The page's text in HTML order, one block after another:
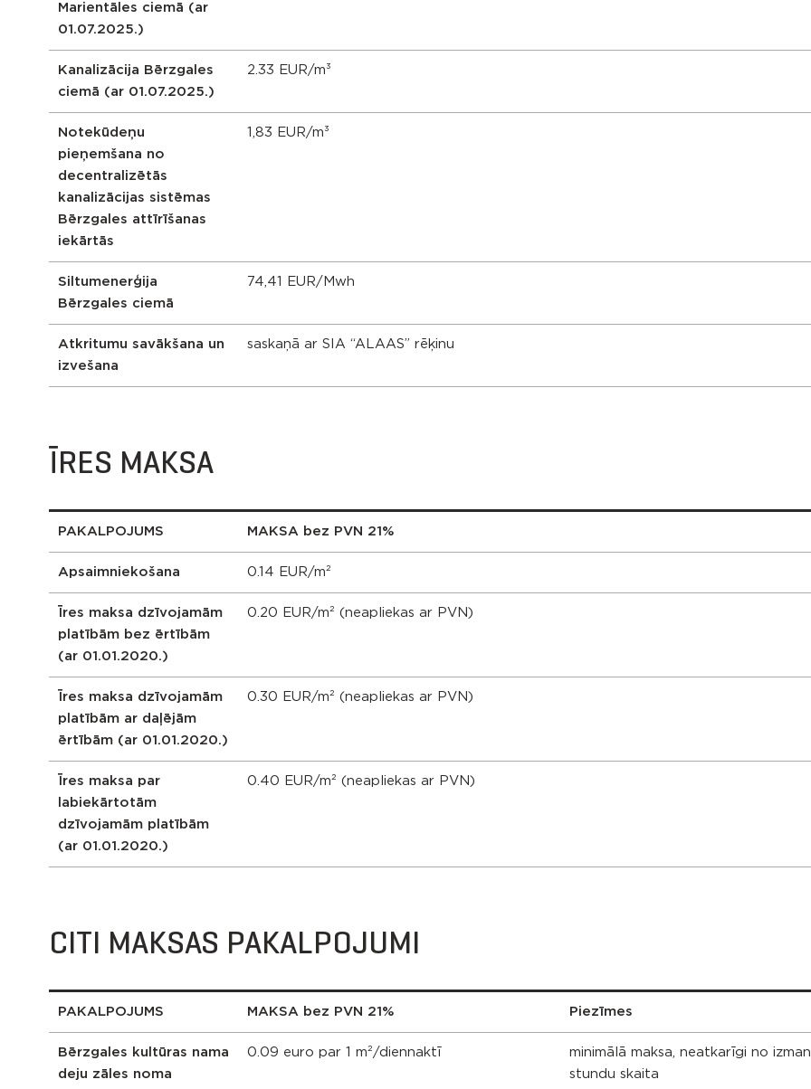
Marientāles ciemā (ar
01.07.2025.)
Kanalizācija Bērzgales
ciemā (ar 01.07.2025.)
2.33 EUR/m³
Notekūdeņu
pieņemšana no
decentralizētās
kanalizācijas sistēmas
Bērzgales attīrīšanas
iekārtās
1,83 EUR/m³
Siltumenerģija
Bērzgales ciemā
74,41 EUR/Mwh
Atkritumu savākšana un
izvešana
saskaņā ar SIA “ALAAS” rēķinu
ĪRES MAKSA
PAKALPOJUMS MAKSA bez PVN 21%
Apsaimniekošana 0.14 EUR/m²
Īres maksa dzīvojamām
platībām bez ērtībām
(ar 01.01.2020.)
0.20 EUR/m² (neapliekas ar PVN)
Īres maksa dzīvojamām
platībām ar daļējām
ērtībām (ar 01.01.2020.)
0.30 EUR/m² (neapliekas ar PVN)
Īres maksa par
labiekārtotām
dzīvojamām platībām
(ar 01.01.2020.)
0.40 EUR/m² (neapliekas ar PVN)
CITI MAKSAS PAKALPOJUMI
PAKALPOJUMS MAKSA bez PVN 21% Piezīmes
Bērzgales kultūras nama
deju zāles noma
0.09 euro par 1 m²/diennaktī
minimālā maksa, neatkarīgi no
stundu skaita